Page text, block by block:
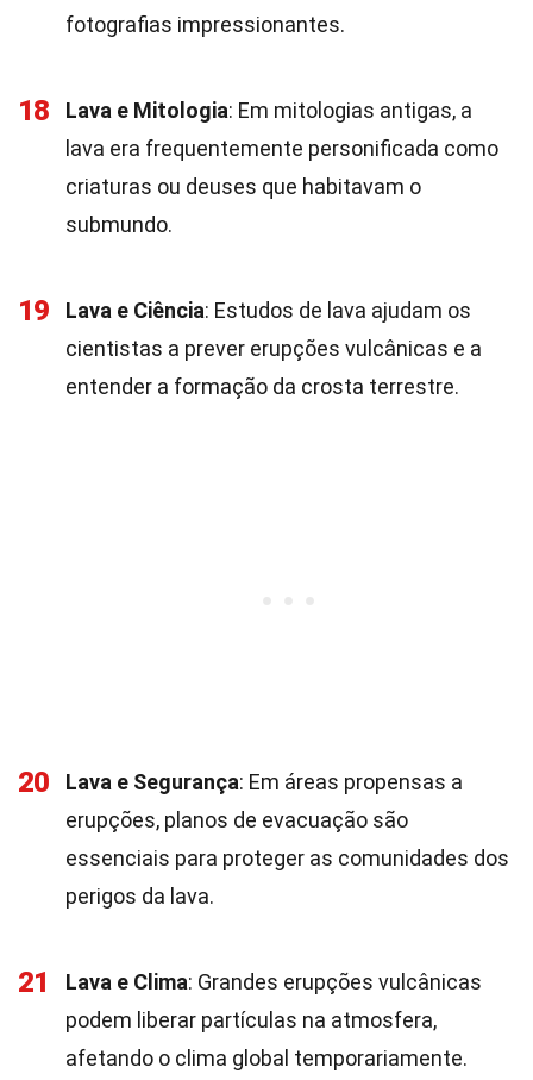
fotografias impressionantes.
18 Lava e Mitologia: Em mitologias antigas, a
lava era frequentemente personificada como
criaturas ou deuses que habitavam o
submundo.
19 Lava e Ciência: Estudos de lava ajudam os
cientistas a prever erupções vulcânicas e a
entender a formação da crosta terrestre.
20 Lava e Segurança: Em áreas propensas a
erupções, planos de evacuação são
essenciais para proteger as comunidades dos
perigos da lava.
21 Lava e Clima: Grandes erupções vulcânicas
podem liberar partículas na atmosfera,
afetando o clima global temporariamente.